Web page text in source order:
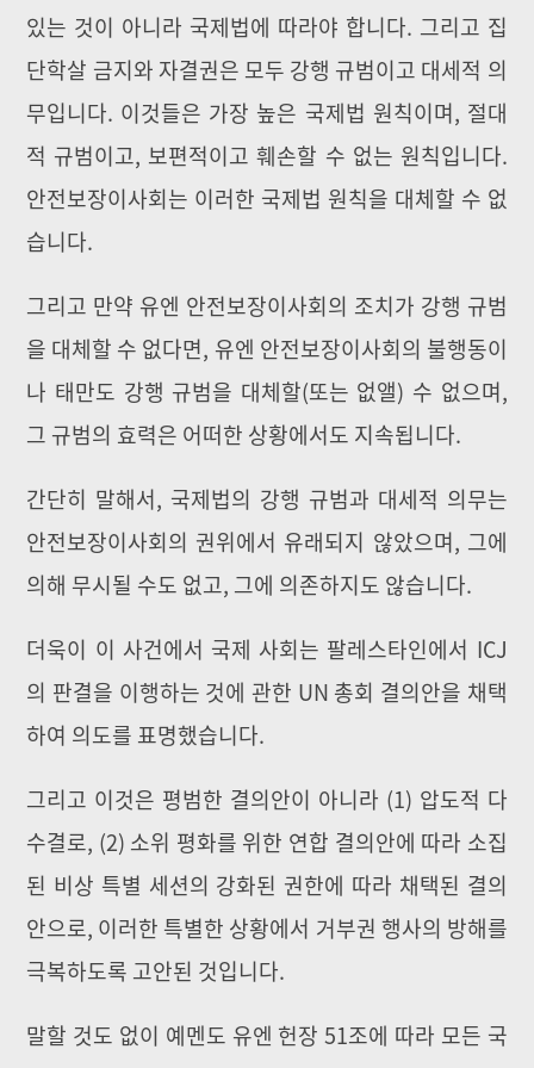
있는 것이 아니라 국제법에 따라야 합니다. 그리고 집
단학살 금지와 자결권은 모두 강행 규범이고 대세적 의
무입니다. 이것들은 가장 높은 국제법 원칙이며, 절대
적 규범이고, 보편적이고 훼손할 수 없는 원칙입니다.
안전보장이사회는 이러한 국제법 원칙을 대체할 수 없
습니다.
그리고 만약 유엔 안전보장이사회의 조치가 강행 규범
을 대체할 수 없다면, 유엔 안전보장이사회의 불행동이
나 태만도 강행 규범을 대체할(또는 없앨) 수 없으며,
그 규범의 효력은 어떠한 상황에서도 지속됩니다.
간단히 말해서, 국제법의 강행 규범과 대세적 의무는
안전보장이사회의 권위에서 유래되지 않았으며, 그에
의해 무시될 수도 없고, 그에 의존하지도 않습니다.
더욱이 이 사건에서 국제 사회는 팔레스타인에서 ICJ
의 판결을 이행하는 것에 관한 UN 총회 결의안을 채택
하여 의도를 표명했습니다.
그리고 이것은 평범한 결의안이 아니라 (1) 압도적 다
수결로, (2) 소위 평화를 위한 연합 결의안에 따라 소집
된 비상 특별 세션의 강화된 권한에 따라 채택된 결의
안으로, 이러한 특별한 상황에서 거부권 행사의 방해를
극복하도록 고안된 것입니다.
말할 것도 없이 예멘도 ​​유엔 헌장 51조에 따라 모든 국